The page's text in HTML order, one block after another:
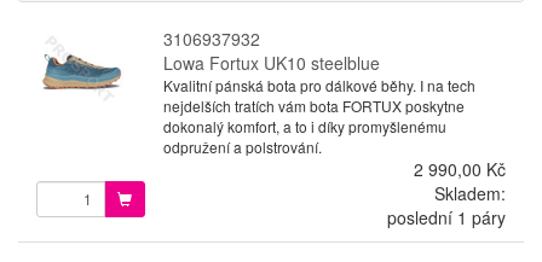
3106937932
Lowa Fortux UK10 steelblue
Kvalitní pánská bota pro dálkové běhy. I na tech
nejdelších tratích vám bota FORTUX poskytne
dokonalý komfort, a to i díky promyšlenému
odpružení a polstrování.
2 990,00 Kč
Skladem:
poslední 1 páry